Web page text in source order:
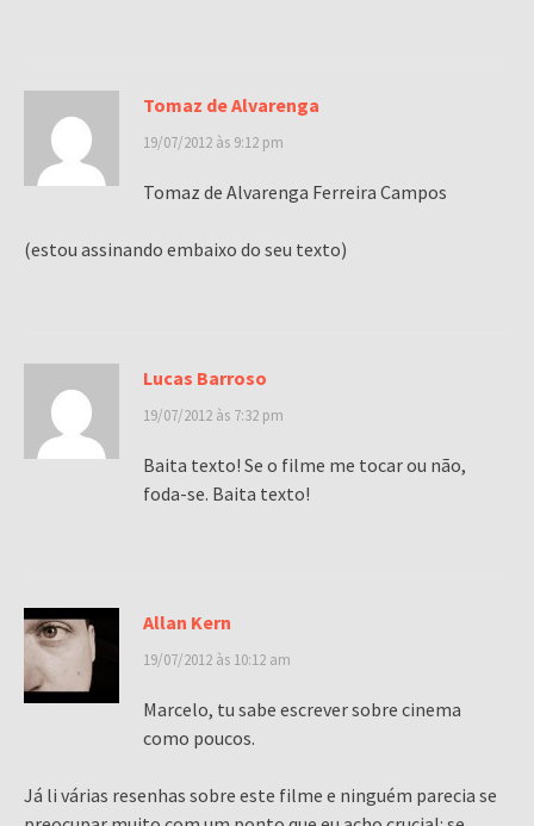
Tomaz de Alvarenga
19/07/2012 às 9:12 pm
Tomaz de Alvarenga Ferreira Campos
(estou assinando embaixo do seu texto)
Lucas Barroso
19/07/2012 às 7:32 pm
Baita texto! Se o filme me tocar ou não,
foda-se. Baita texto!
Allan Kern
19/07/2012 às 10:12 am
Marcelo, tu sabe escrever sobre cinema
como poucos.
Já li várias resenhas sobre este filme e ninguém parecia se